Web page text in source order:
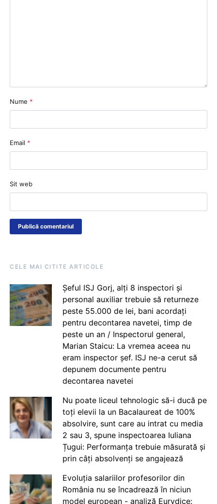
Nume *
Email *
Sit web
CELE MAI CITITE ARTICOLE
Șeful ISJ Gorj, alți 8 inspectori și
personal auxiliar trebuie să returneze
peste 55.000 de lei, bani acordați
pentru decontarea navetei, timp de
peste un an / Inspectorul general,
Marian Staicu: La vremea aceea nu
eram inspector șef. ISJ ne-a cerut să
depunem documente pentru
decontarea navetei
Nu poate liceul tehnologic să-i ducă pe
toți elevii la un Bacalaureat de 100%
absolvire, sunt care au intrat cu media
2 sau 3, spune inspectoarea Iuliana
Țugui: Performanța trebuie măsurată și
prin câți absolvenți se angajează
Evoluția salariilor profesorilor din
România nu se încadrează în niciun
model european - analiză Eurydice: